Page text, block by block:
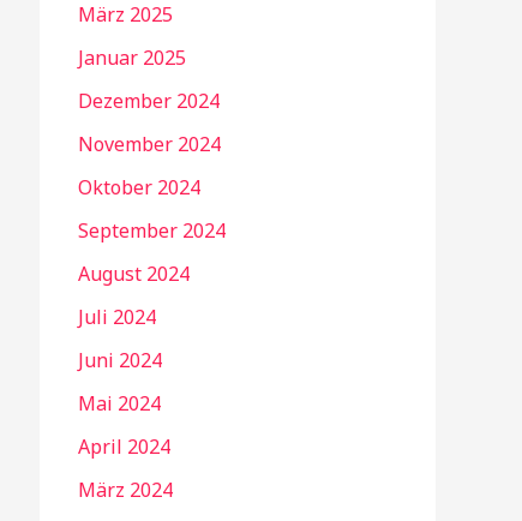
März 2025
Januar 2025
Dezember 2024
November 2024
Oktober 2024
September 2024
August 2024
Juli 2024
Juni 2024
Mai 2024
April 2024
März 2024